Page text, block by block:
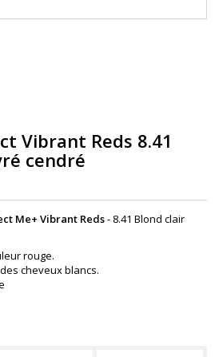
Vibrant Reds 8.41
cendré
Me+ Vibrant Reds- 8.41 Blond clair
rouge.
cheveux blancs.